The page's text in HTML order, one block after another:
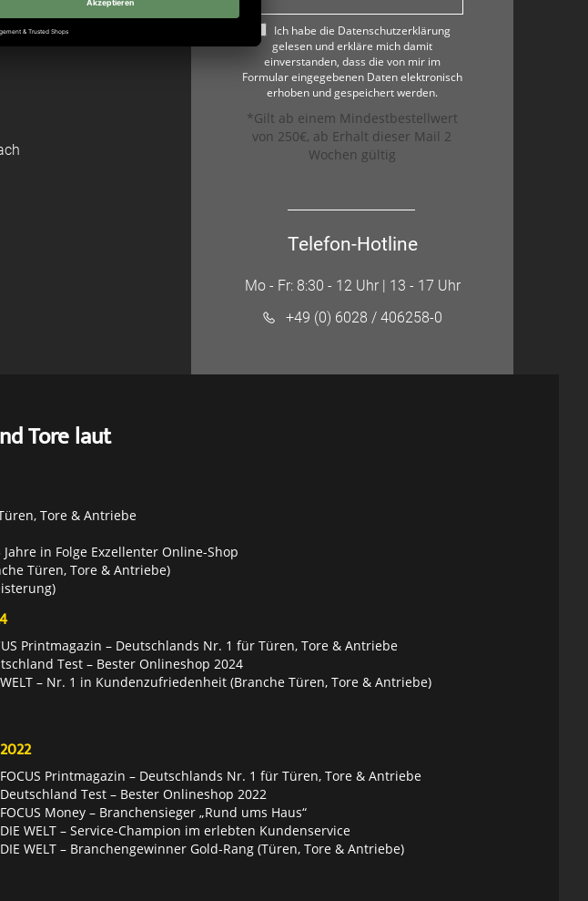
Ich habe die Datenschutzerklärung
gelesen und erkläre mich damit
einverstanden, dass die von mir im
Formular eingegebenen Daten elektronisch
erhoben und gespeichert werden.
*Gilt ab einem Mindestbestellwert
von 250€, ab Erhalt dieser Mail 2
Wochen gültig
Telefon-Hotline
Mo - Fr: 8:30 - 12 Uhr | 13 - 17 Uhr
+49 (0) 6028 / 406258-0
Tore laut
Tore & Antriebe
in Folge Exzellenter Online-Shop
Türen, Tore & Antriebe)
Printmagazin – Deutschlands Nr. 1 für Türen, Tore & Antriebe
Test – Bester Onlineshop 2024
WELT – Nr. 1 in Kundenzufriedenheit (Branche Türen, Tore & Antriebe)
2022
FOCUS Printmagazin – Deutschlands Nr. 1 für Türen, Tore & Antriebe
Deutschland Test – Bester Onlineshop 2022
FOCUS Money – Branchensieger „Rund ums Haus“
DIE WELT – Service-Champion im erlebten Kundenservice
DIE WELT – Branchengewinner Gold-Rang (Türen, Tore & Antriebe)